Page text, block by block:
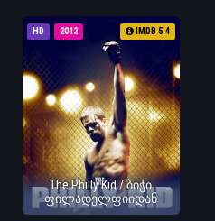
HD 2012 IMDB 5.4
The Philly Kid / ბიჭი
ფილადელფიიდან